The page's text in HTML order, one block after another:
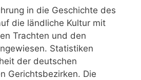
in die Geschichte des
die ländliche Kultur mit
Trachten und den
Statistiken
der deutschen
Gerichtsbezirken. Die